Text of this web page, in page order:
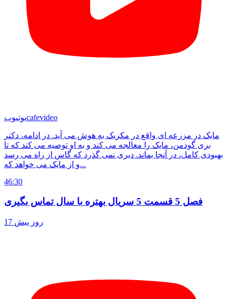
یوتیوبcafevideo
مایک در مزرعه ای واقع در مکزیک به هوش می آید. در ادامه، دکتر
بری گودمن، مایک را معالجه می کند و به او توصیه می کند که تا
بهبودی کامل، در آنجا بماند. دیری نمی گذرد که گاس از راه می رسد
و از مایک می خواهد که...
46:30
فصل 5 قسمت 5 سریال بهتره با سال تماس بگیری
17 روز پیش